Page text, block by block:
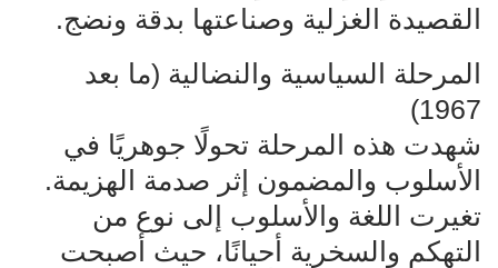
القصيدة الغزلية وصناعتها بدقة ونضج.
المرحلة السياسية والنضالية (ما بعد
1967)
شهدت هذه المرحلة تحولًا جوهريًا في
الأسلوب والمضمون إثر صدمة الهزيمة.
تغيرت اللغة والأسلوب إلى نوع من
التهكم والسخرية أحيانًا، حيث أصبحت